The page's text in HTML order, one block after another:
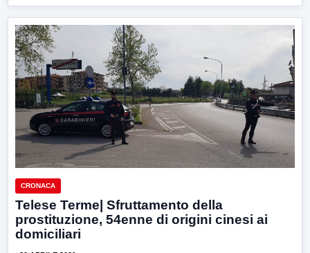
CRONACA
Telese Terme| Sfruttamento della
prostituzione, 54enne di origini cinesi ai
domiciliari